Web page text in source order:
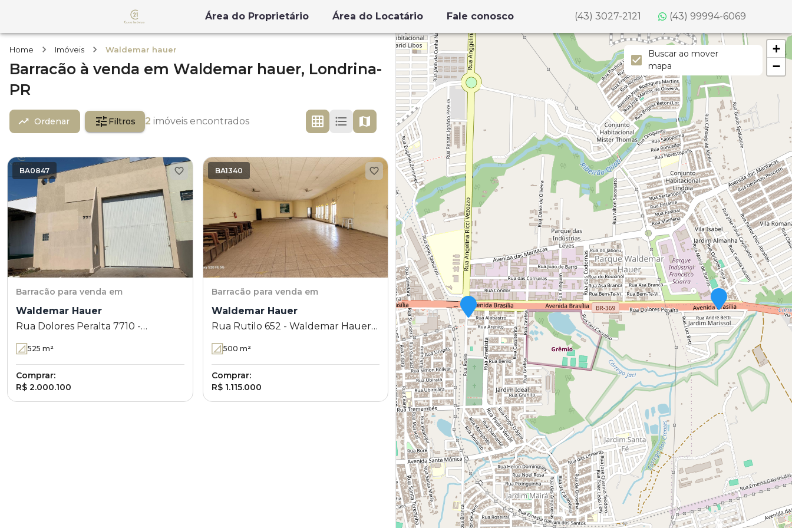
Área do Proprietário Área do Locatário Fale conosco (43) 3027-2121 (43) 99994-6069
Home Imóveis Waldemar hauer
Barracão à venda em Waldemar hauer, Londrina-
PR
Ordenar Filtros 2 imóveis encontrados
BA0847
Barracão para venda em
Waldemar Hauer
Rua Dolores Peralta 7710 -
525 m²
Comprar:
R$ 2.000.100
BA1340
Barracão para venda em
Waldemar Hauer
Rua Rutilo 652 - Waldemar Hauer -
500 m²
Comprar:
R$ 1.115.000
+
−
Buscar ao mover
mapa